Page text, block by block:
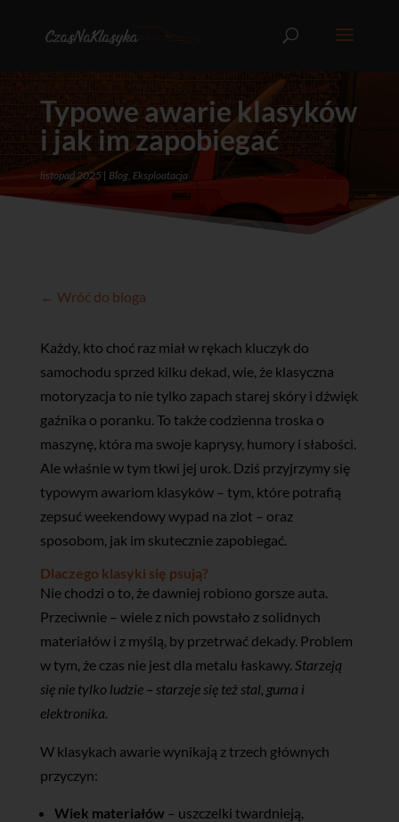
Typowe awarie klasyków
i jak im zapobiegać
listopad 2025 Blog, Eksploatacja
← Wróć do bloga
Każdy, kto choć raz miał w rękach kluczyk do
samochodu sprzed kilku dekad, wie, że klasyczna
motoryzacja to nie tylko zapach starej skóry i dźwięk
gaźnika o poranku. To także codzienna troska o
maszynę, która ma swoje kaprysy, humory i słabości.
Ale właśnie w tym tkwi jej urok. Dziś przyjrzymy się
typowym awariom klasyków – tym, które potrafią
zepsuć weekendowy wypad na zlot – oraz
sposobom, jak im skutecznie zapobiegać.
Dlaczego klasyki się psują?
Nie chodzi o to, że dawniej robiono gorsze auta.
Przeciwnie – wiele z nich powstało z solidnych
materiałów i z myślą, by przetrwać dekady. Problem
w tym, że czas nie jest dla metalu łaskawy. Starzeją
się nie tylko ludzie – starzeje się też stal, guma i
elektronika.
W klasykach awarie wynikają z trzech głównych
przyczyn:
Wiek materiałów – uszczelki twardnieją,